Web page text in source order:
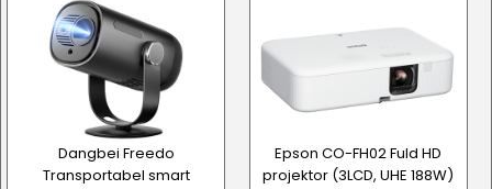
Dangbei Freedo
Transportabel smart
Epson CO-FH02 Fuld HD
projektor (3LCD, UHE 188W)